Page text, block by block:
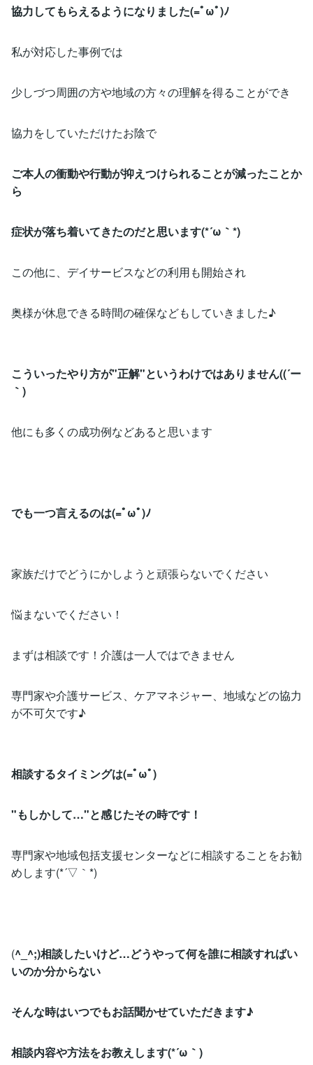
協力してもらえるようになりました(=ﾟωﾟ)ﾉ
私が対応した事例では
少しづつ周囲の方や地域の方々の理解を得ることができ
協力をしていただけたお陰で
ご本人の衝動や行動が抑えつけられることが減ったことか
ら
症状が落ち着いてきたのだと思います(*´ω｀*)
この他に、デイサービスなどの利用も開始され
奥様が休息できる時間の確保などもしていきました♪
こういったやり方が"正解"というわけではありません((´ー
｀)
他にも多くの成功例などあると思います
でも一つ言えるのは(=ﾟωﾟ)ﾉ
家族だけでどうにかしようと頑張らないでください
悩まないでください！
まずは相談です！介護は一人ではできません
専門家や介護サービス、ケアマネジャー、地域などの協力
が不可欠です♪
相談するタイミングは(=ﾟωﾟ)
"もしかして…"と感じたその時です！
専門家や地域包括支援センターなどに相談することをお勧
めします(*´▽｀*)
(^_^;)相談したいけど…どうやって何を誰に相談すればい
いのか分からない
そんな時はいつでもお話聞かせていただきます♪
相談内容や方法をお教えします(*´ω｀)